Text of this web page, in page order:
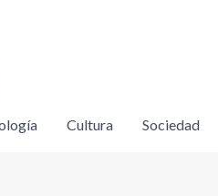
Cultura Sociedad